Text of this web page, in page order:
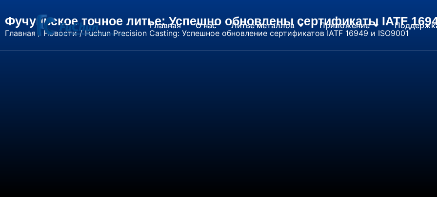
Главная О нас Литье металлов Приложение
Фучуньское точное литье: Успешно обновлены сертификаты IATF
Главная / Новости/ Fuchun Precision Casting: Успешное обновление сертификатов IATF 16949 и ISO9001